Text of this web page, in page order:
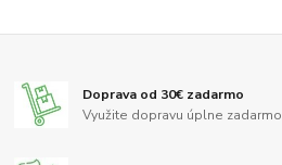
Doprava od 30€ zadarmo
Využite dopravu úplne zadarmo